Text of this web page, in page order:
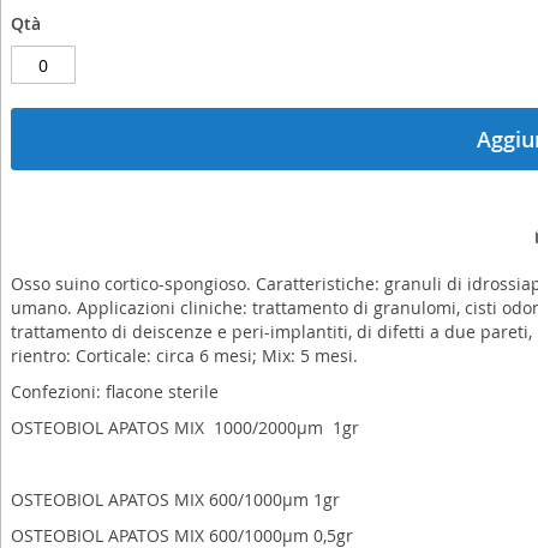
Qtà
Osso suino cortico-spongioso. Caratteristiche: granuli di
umano. Applicazioni cliniche: trattamento di granulomi, cisti
trattamento di deiscenze e peri-implantiti, di difetti a due
rientro: Corticale: circa 6 mesi; Mix: 5 mesi.
Confezioni: flacone sterile
OSTEOBIOL APATOS MIX 1000/2000µm 1gr
OSTEOBIOL APATOS MIX 600/1000µm 1gr
OSTEOBIOL APATOS MIX 600/1000µm 0,5gr